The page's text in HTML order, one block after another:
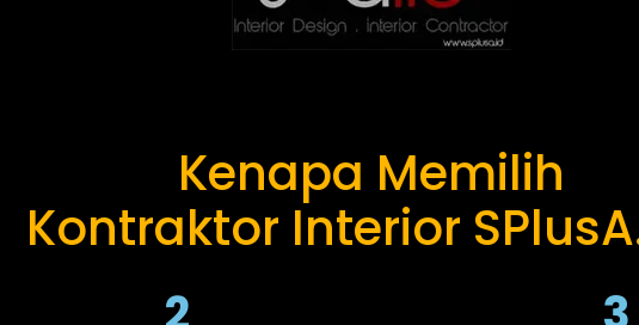
Kenapa Memilih
Kontraktor Interior